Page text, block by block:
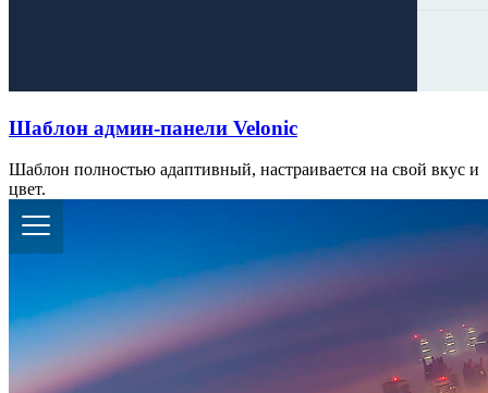
Шаблон админ-панели Velonic
Шаблон полностью адаптивный, настраивается на свой вкус и
цвет.